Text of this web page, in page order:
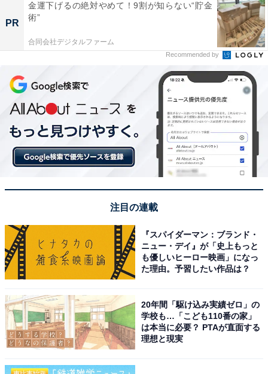
PR
金運下げるの絶対やめて！9割が知らない“貯金
術”
合同会社デジタルファーム
Recommended by
注目の連載
『スパイダーマン：ブランド・
ニュー・デイ』が「史上もっと
も優しいヒーロー映画」になっ
た理由。予習したい作品は？
20年間「駆け込み実績ゼロ」の
学校も…「こども110番の家」
は本当に必要？ PTAが直面する
理想と現実